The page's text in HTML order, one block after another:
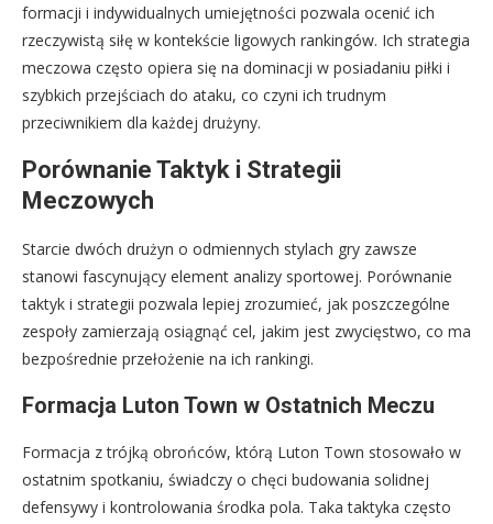
formacji i indywidualnych umiejętności pozwala ocenić ich
rzeczywistą siłę w kontekście ligowych rankingów. Ich strategia
meczowa często opiera się na dominacji w posiadaniu piłki i
szybkich przejściach do ataku, co czyni ich trudnym
przeciwnikiem dla każdej drużyny.
Porównanie Taktyk i Strategii
Meczowych
Starcie dwóch drużyn o odmiennych stylach gry zawsze
stanowi fascynujący element analizy sportowej. Porównanie
taktyk i strategii pozwala lepiej zrozumieć, jak poszczególne
zespoły zamierzają osiągnąć cel, jakim jest zwycięstwo, co ma
bezpośrednie przełożenie na ich rankingi.
Formacja Luton Town w Ostatnich Meczu
Formacja z trójką obrońców, którą Luton Town stosowało w
ostatnim spotkaniu, świadczy o chęci budowania solidnej
defensywy i kontrolowania środka pola. Taka taktyka często